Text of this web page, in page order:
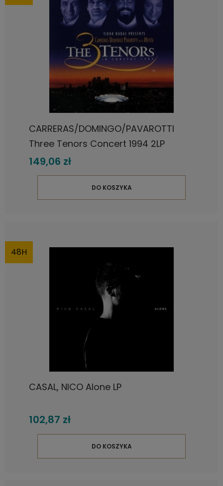
CARRERAS/DOMINGO/PAVAROTTI
Three Tenors Concert 1994 2LP
149,06 zł
DO KOSZYKA
CASAL, NICO Alone LP
102,87 zł
DO KOSZYKA
48H